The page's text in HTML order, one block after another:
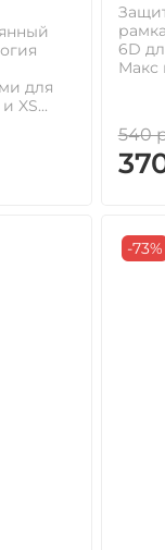
для
XS...
6D
Макс
540
-73%